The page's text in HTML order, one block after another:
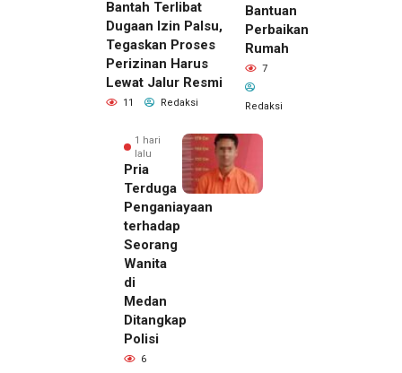
Bantah Terlibat
Dugaan Izin Palsu,
Tegaskan Proses
Perizinan Harus
Lewat Jalur Resmi
11 Redaksi
Bantuan
Perbaikan
Rumah
7
Redaksi
1 hari
lalu
Pria
Terduga
Penganiayaan
terhadap
Seorang
Wanita
di
Medan
Ditangkap
Polisi
6